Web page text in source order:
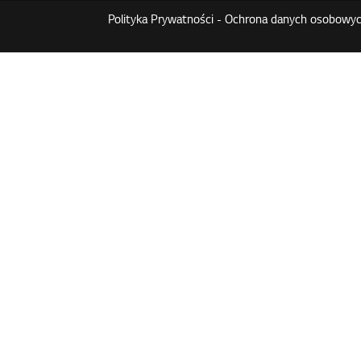
Polityka Prywatności - Ochrona danych